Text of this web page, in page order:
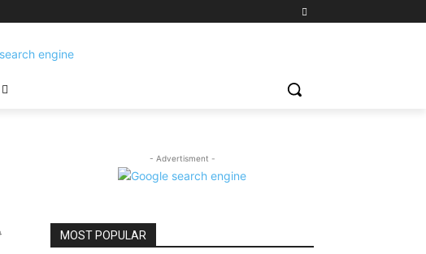
- Advertisment -
MOST POPULAR